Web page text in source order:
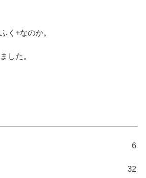
く+なのか。
した。
6
32